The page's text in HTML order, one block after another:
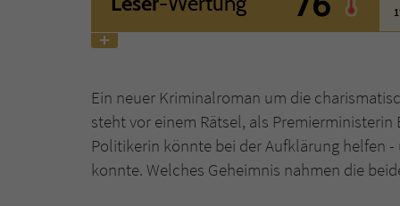
Ein neuer Kriminalroman um die
steht vor einem Rätsel, als
Politikerin könnte bei der Aufklärung helfen
konnte. Welches Geheimnis nahmen die